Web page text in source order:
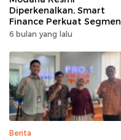
Diperkenalkan, Smart
Finance Perkuat Segmen
Pembiayaan Multiguna
6 bulan yang lalu
Berita